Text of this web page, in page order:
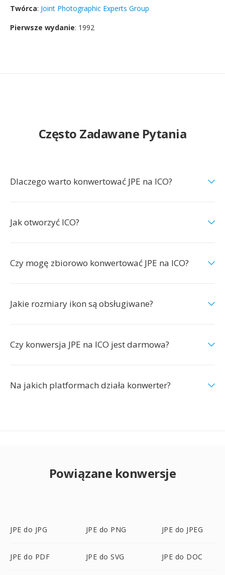
Twórca: Joint Photographic Experts Group
Pierwsze wydanie: 1992
Często Zadawane Pytania
Dlaczego warto konwertować JPE na ICO?
Jak otworzyć ICO?
Czy mogę zbiorowo konwertować JPE na ICO?
Jakie rozmiary ikon są obsługiwane?
Czy konwersja JPE na ICO jest darmowa?
Na jakich platformach działa konwerter?
Powiązane konwersje
JPE do JPG JPE do PNG JPE do JPEG
JPE do PDF JPE do SVG JPE do DOC